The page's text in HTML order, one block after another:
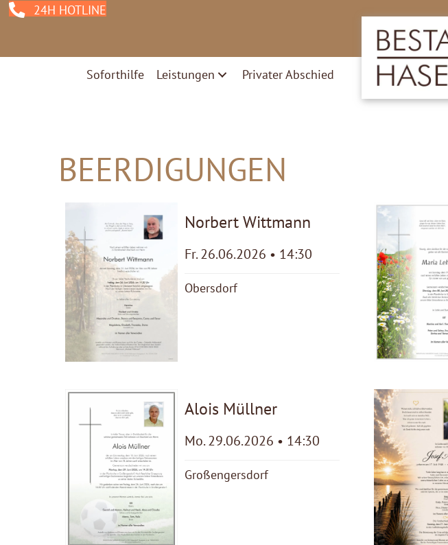
Soforthilfe Leistungen Privater Abschied
24H HOTLINE
BEERDIGUNGEN
Norbert Wittmann
Fr. 26.06.2026 • 14:30
Obersdorf
Alois Müllner
Mo. 29.06.2026 • 14:30
Großengersdorf